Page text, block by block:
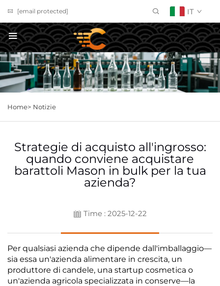
[email protected] IT
Richiedi un preventivo
Home> Notizie
Strategie di acquisto all'ingrosso:
quando conviene acquistare
barattoli Mason in bulk per la tua
azienda?
Time : 2025-12-22
Per qualsiasi azienda che dipende dall'imballaggio—
sia essa un'azienda alimentare in crescita, un
produttore di candele, una startup cosmetica o
un'azienda agricola specializzata in conserve—la